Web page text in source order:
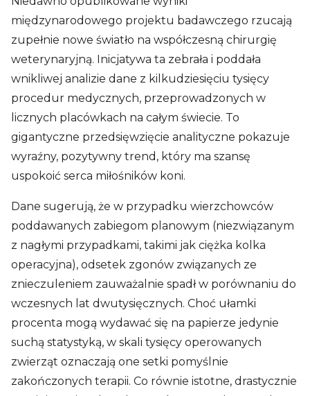
międzynarodowego projektu badawczego rzucają
zupełnie nowe światło na współczesną chirurgię
weterynaryjną. Inicjatywa ta zebrała i poddała
wnikliwej analizie dane z kilkudziesięciu tysięcy
procedur medycznych, przeprowadzonych w
licznych placówkach na całym świecie. To
gigantyczne przedsięwzięcie analityczne pokazuje
wyraźny, pozytywny trend, który ma szansę
uspokoić serca miłośników koni.
Dane sugerują, że w przypadku wierzchowców
poddawanych zabiegom planowym (niezwiązanym
z nagłymi przypadkami, takimi jak ciężka kolka
operacyjna), odsetek zgonów związanych ze
znieczuleniem zauważalnie spadł w porównaniu do
wczesnych lat dwutysięcznych. Choć ułamki
procenta mogą wydawać się na papierze jedynie
suchą statystyką, w skali tysięcy operowanych
zwierząt oznaczają one setki pomyślnie
zakończonych terapii. Co równie istotne, drastycznie